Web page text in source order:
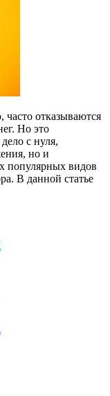
отказываются
Но это
с нуля,
но и
популярных видов
В данной статье